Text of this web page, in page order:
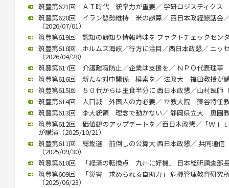
筑豊第621回 ＡＩ時代 統率力が重要／ 学研ロジスティクス
筑豊第620回 イラン態勢維持 米の誤算／ 西日本政経懇話会
（2026/07/01）
筑豊第619回 認知の癖知り情報吟味を ファクトチェックセ
筑豊第618回 ホルムズ海峡／行方に注目／西日本政懇／ ニッ
（2026/04/28）
筑豊第617回 介護離職防止／企業は支援を／ ＮＰＯ代表理
筑豊第616回 新たな対中関係 模索を／ 法政大 福田教授が
筑豊第615回 ５０代からは主食半分に 西日本政懇／山村医師
筑豊第614回 人口減 外国人の力必要／ 立教大院 藻谷特任
筑豊第613回 李大統領 理念で動かない／ 静岡県立大 奥園
筑豊第612回 価値観のアップデートを／西日本政懇／「Ｗ
が講演（2025/10/21）
筑豊第611回 総裁選 前倒しの公算大 西日本政懇／ 共同通
（2025/09/30）
筑豊第610回 「経済の転換点 九州に好機」 日本総研調査部
筑豊第609回 「災害 求められる自助力」 危機管理教育研究
（2025/06/23）